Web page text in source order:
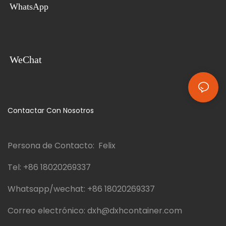
del espacio, este apartamento
lo hace perfecto para quienes
WhatsApp
WeChat
Contactar Con Nosotros
Persona de Contacto: Felix
Tel: +86 18020269337
Whatsapp/wechat: +86 18020269337
Correo electrónico: dxh@dxhcontainer.com